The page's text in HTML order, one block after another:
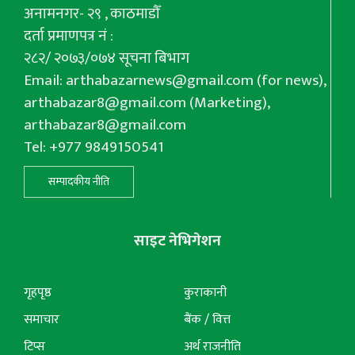
अनामनगर- २९ , काठमाडौँ
दर्ता प्रमाणपत्र नं :
२८२/ २०७३/०७४ सूचना बिभाग
Email:arthabazarnews@gmail.com(for news),
arthabazar8@gmail.com(Marketing),
arthabazar8@gmail.com
Tel: +977 9849150541
सम्पादकीय नीति
साइट नेभिगेशन
गृहपृष्ठ
समाचार
टिप्स
कुराकानी
बैंक / वित्त
अर्थ राजनीति